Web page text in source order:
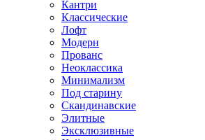
Кантри
Классические
Лофт
Модерн
Прованс
Неоклассика
Минимализм
Под старину
Скандинавские
Элитные
Эксклюзивные